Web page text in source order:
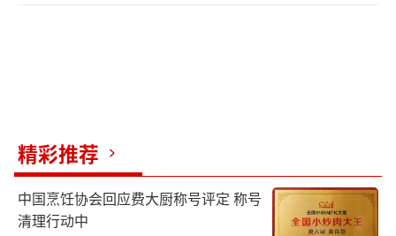
精彩推荐
中国烹饪协会回应费大厨称号评定 称号
清理行动中